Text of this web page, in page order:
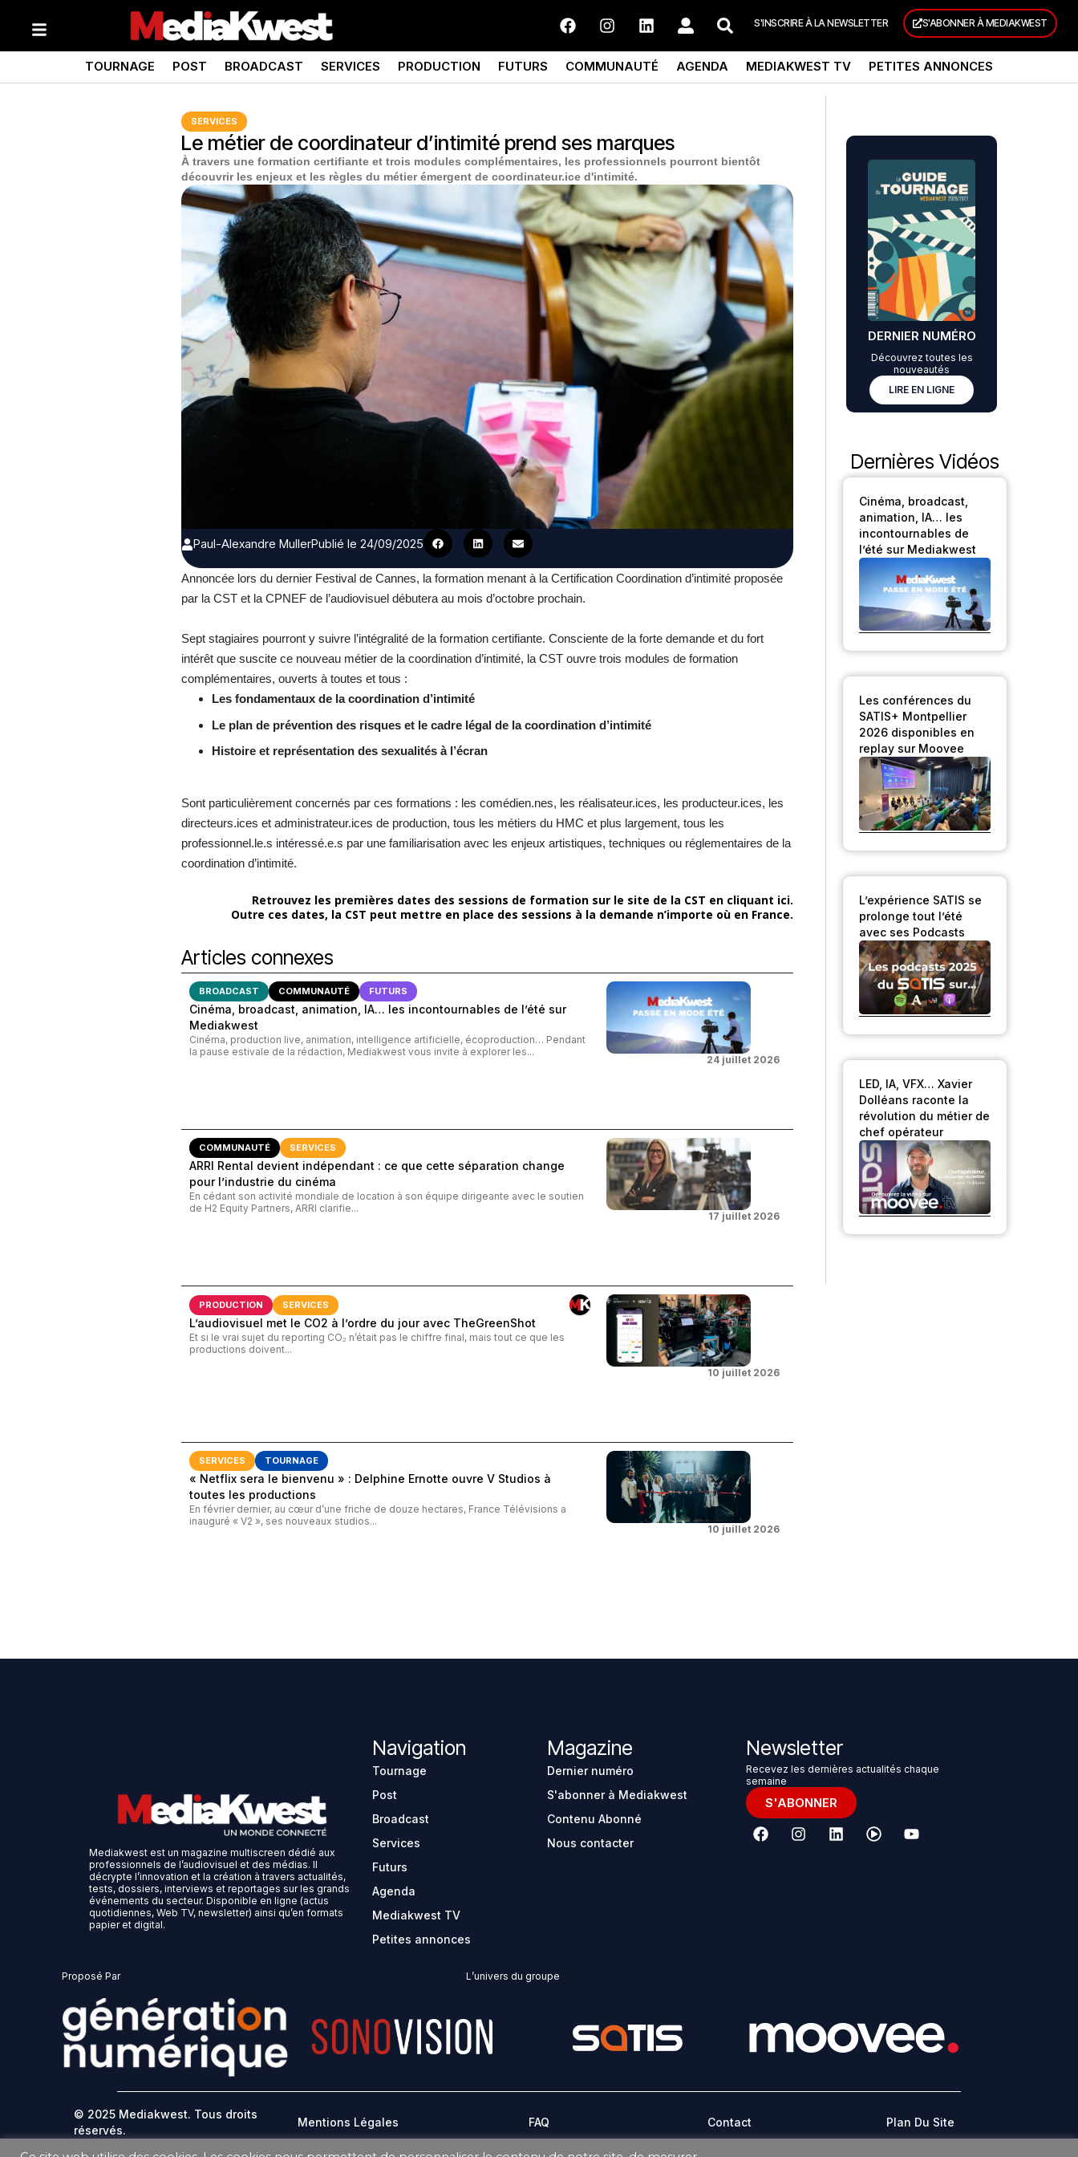
S'INSCRIRE À LA NEWSLETTER S'ABONNER À MEDIAKWEST
TOURNAGE POST BROADCAST SERVICES PRODUCTION FUTURS COMMUNAUTÉ AGENDA MEDIAKWEST TV PETITES ANNONCES
SERVICES
Le métier de coordinateur d’intimité prend ses marques
À travers une formation certifiante et trois modules complémentaires, les professionnels pourront bientôt
découvrir les enjeux et les règles du métier émergent de coordinateur.ice d'intimité.
Paul-Alexandre MullerPublié le 24/09/2025
Annoncée lors du dernier Festival de Cannes, la formation menant à la Certification Coordination d’intimité proposée
par la CST et la CPNEF de l’audiovisuel débutera au mois d’octobre prochain.
Sept stagiaires pourront y suivre l’intégralité de la formation certifiante. Consciente de la forte demande et du fort
intérêt que suscite ce nouveau métier de la coordination d’intimité, la CST ouvre trois modules de formation
complémentaires, ouverts à toutes et tous :
Les fondamentaux de la coordination d’intimité
Le plan de prévention des risques et le cadre légal de la coordination d’intimité
Histoire et représentation des sexualités à l’écran
Sont particulièrement concernés par ces formations : les comédien.nes, les réalisateur.ices, les producteur.ices, les
directeurs.ices et administrateur.ices de production, tous les métiers du HMC et plus largement, tous les
professionnel.le.s intéressé.e.s par une familiarisation avec les enjeux artistiques, techniques ou réglementaires de la
coordination d’intimité.
Retrouvez les premières dates des sessions de formation sur le site de la CST en cliquant ici.
Outre ces dates, la CST peut mettre en place des sessions à la demande n’importe où en France.
Articles connexes
BROADCAST COMMUNAUTÉ FUTURS
Cinéma, broadcast, animation, IA… les incontournables de l’été sur
Mediakwest
Cinéma, production live, animation, intelligence artificielle, écoproduction… Pendant
la pause estivale de la rédaction, Mediakwest vous invite à explorer les...
24 juillet 2026
COMMUNAUTÉ SERVICES
ARRI Rental devient indépendant : ce que cette séparation change
pour l’industrie du cinéma
En cédant son activité mondiale de location à son équipe dirigeante avec le soutien
de H2 Equity Partners, ARRI clarifie...
17 juillet 2026
PRODUCTION SERVICES
L’audiovisuel met le CO2 à l’ordre du jour avec TheGreenShot
Et si le vrai sujet du reporting CO₂ n’était pas le chiffre final, mais tout ce que les
productions doivent...
10 juillet 2026
SERVICES TOURNAGE
« Netflix sera le bienvenu » : Delphine Ernotte ouvre V Studios à
toutes les productions
En février dernier, au cœur d’une friche de douze hectares, France Télévisions a
inauguré « V2 », ses nouveaux studios...
10 juillet 2026
DERNIER NUMÉRO
Découvrez toutes les
nouveautés
LIRE EN LIGNE
Dernières Vidéos
Cinéma, broadcast,
animation, IA… les
incontournables de
l’été sur Mediakwest
Les conférences du
SATIS+ Montpellier
2026 disponibles en
replay sur Moovee
L’expérience SATIS se
prolonge tout l’été
avec ses Podcasts
LED, IA, VFX… Xavier
Dolléans raconte la
révolution du métier de
chef opérateur
Mediakwest est un magazine multiscreen dédié aux
professionnels de l’audiovisuel et des médias. Il
décrypte l’innovation et la création à travers actualités,
tests, dossiers, interviews et reportages sur les grands
événements du secteur. Disponible en ligne (actus
quotidiennes, Web TV, newsletter) ainsi qu’en formats
papier et digital.
Navigation
Tournage
Post
Broadcast
Services
Futurs
Agenda
Mediakwest TV
Petites annonces
Magazine
Dernier numéro
S'abonner à Mediakwest
Contenu Abonné
Nous contacter
Newsletter
Recevez les dernières actualités chaque
semaine
S'ABONNER
Proposé Par L’univers du groupe
© 2025 Mediakwest. Tous droits
réservés.
Mentions Légales FAQ Contact Plan Du Site